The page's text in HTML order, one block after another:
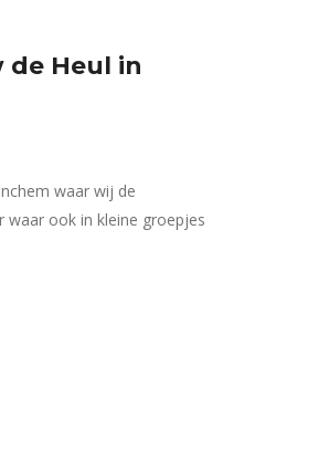
de Heul in
waar wij de
waar ook in kleine groepjes